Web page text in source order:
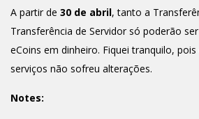
A partir de 30 de abril, tanto a
Transferência de Servidor só poderão
eCoins em dinheiro. Fiquei tranquilo,
serviços não sofreu alterações.
Notes: